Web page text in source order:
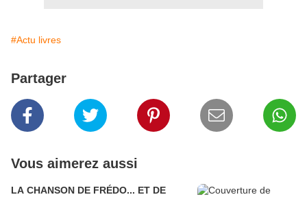
#Actu livres
Partager
Vous aimerez aussi
LA CHANSON DE FRÉDO... ET DE